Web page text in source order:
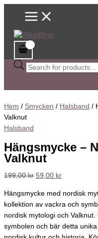
HoppaMain
Sök
efter
Hem / Smycken / Halsband /
Valknut
Halsband
Hängsmycke –
Valknut
199,00kr
Det
ursprungliga
var:
59,00 kr
Det
Hängsmycke med nordisk
kollektion av vackra och
nordisk mytologi och
symbolen och bär detta
Hängsmycke
mytologi
Valknut
mängd
Det
var:
Det
Det
var:
Det
Det
var:
Det
Det
var:
Det